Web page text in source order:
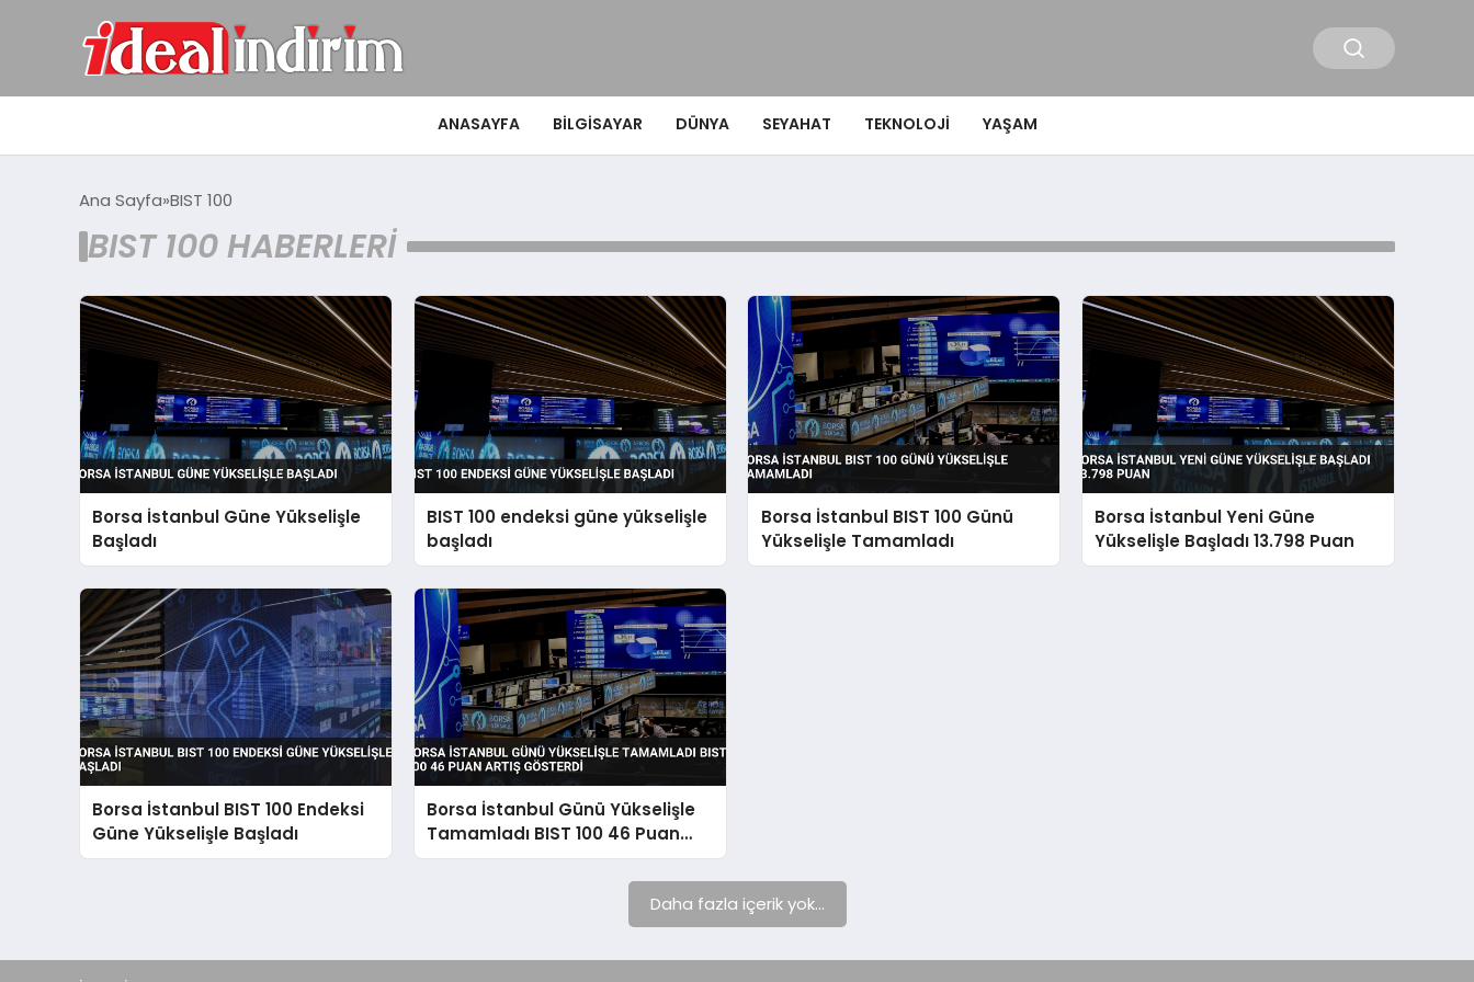
ANASAYFA BILGISAYAR DÜNYA SEYAHAT TEKNOLOJI YAŞAM
Ana Sayfa BIST 100
BIST 100 HABERLERI
Borsa İstanbul Güne Yükselişle
Başladı
BIST 100 endeksi güne yükselişle
başladı
Borsa İstanbul BIST 100 Günü
Yükselişle Tamamladı
Borsa İstanbul Yeni Güne
Yükselişle Başladı 13.798 Puan
Borsa İstanbul BIST 100 Endeksi
Güne Yükselişle Başladı
Borsa İstanbul Günü Yükselişle
Tamamladı BIST 100 46 Puan
Artış Gösterdi
Daha fazla içerik yok...